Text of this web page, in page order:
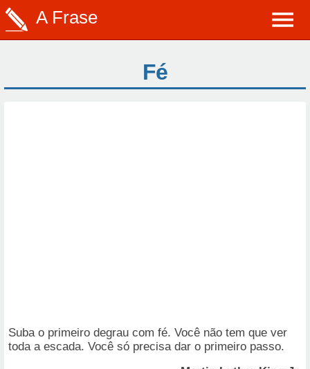
A Frase
Fé
Suba o primeiro degrau com fé. Você não tem que ver
toda a escada. Você só precisa dar o primeiro passo.